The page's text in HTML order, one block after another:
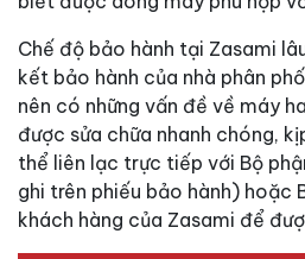
Chế độ bảo hành tại Zasami
kết bảo hành của nhà phân
nên có những vấn đề về máy
được sửa chữa nhanh chóng,
thể liên lạc trực tiếp với Bộ
ghi trên phiếu bảo hành) hoặc
khách hàng của Zasami để